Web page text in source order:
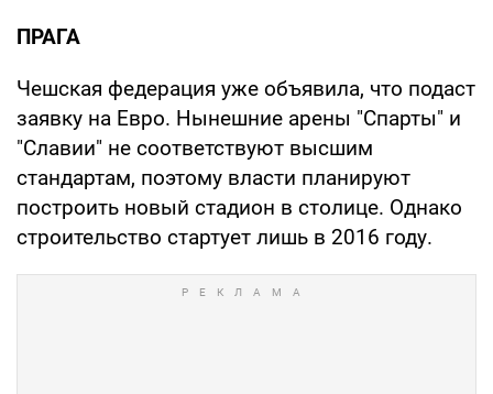
ПРАГА
Чешская федерация уже объявила, что подаст
заявку на Евро. Нынешние арены "Спарты" и
"Славии" не соответствуют высшим
стандартам, поэтому власти планируют
построить новый стадион в столице. Однако
строительство стартует лишь в 2016 году.